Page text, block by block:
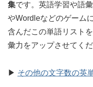
集です。英語学習や語
やWordleなどのゲーム
含んだこの単語リスト
彙力をアップさせてくだ
▶ その他の文字数の英